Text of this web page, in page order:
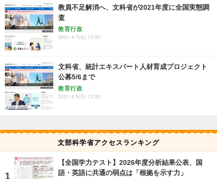
教員不足解消へ、文科省が2021年度に全国実態調
査
教育行政
2021.4.7(水) 12:50
文科省、統計エキスパート人材育成プロジェクト
公募5/6まで
教育行政
2021.4.5(月) 15:20
文部科学省アクセスランキング
【全国学力テスト】2026年度分析結果公表、国
語・英語に共通の弱点は「根拠を示す力」